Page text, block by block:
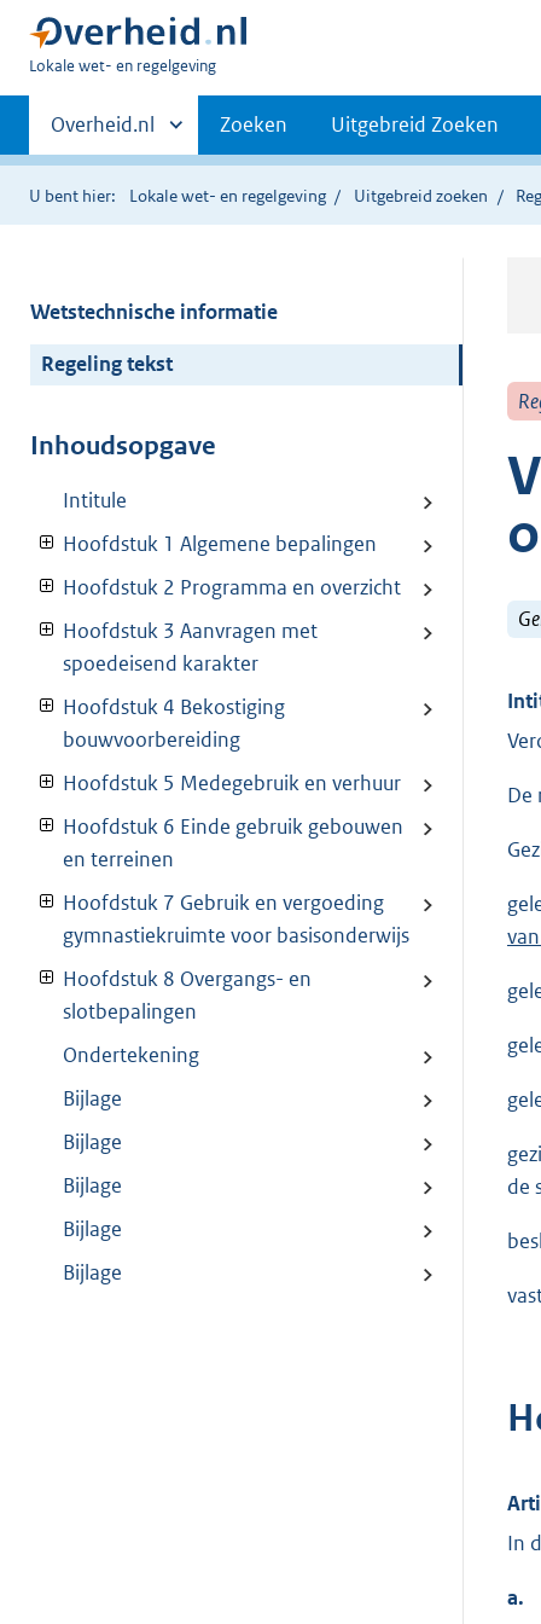
U
hier:
Lokale wet- en regelgeving
Primaire
navigatie
Andere
sites
binnen
Overheid.nl Zoeken Uitgebreid Zoeken
U bent hier: Lokale wet- en regelgeving Uitgebreid zoeken
Wetstechnische informatie
Regeling tekst
Inhoudsopgave
Intitule
Hoofdstuk 1 Algemene bepalingen
Hoofdstuk 2 Programma en overzicht
Hoofdstuk 3 Aanvragen met
spoedeisend karakter
Hoofdstuk 4 Bekostiging
bouwvoorbereiding
Hoofdstuk 5 Medegebruik en verhuur
Hoofdstuk 6 Einde gebruik gebouwen
en terreinen
Hoofdstuk 7 Gebruik en vergoeding
gymnastiekruimte voor basisonderwijs
Hoofdstuk 8 Overgangs- en
slotbepalingen
Ondertekening
Bijlage
Bijlage
Bijlage
Bijlage
Bijlage
De
de
In
a.